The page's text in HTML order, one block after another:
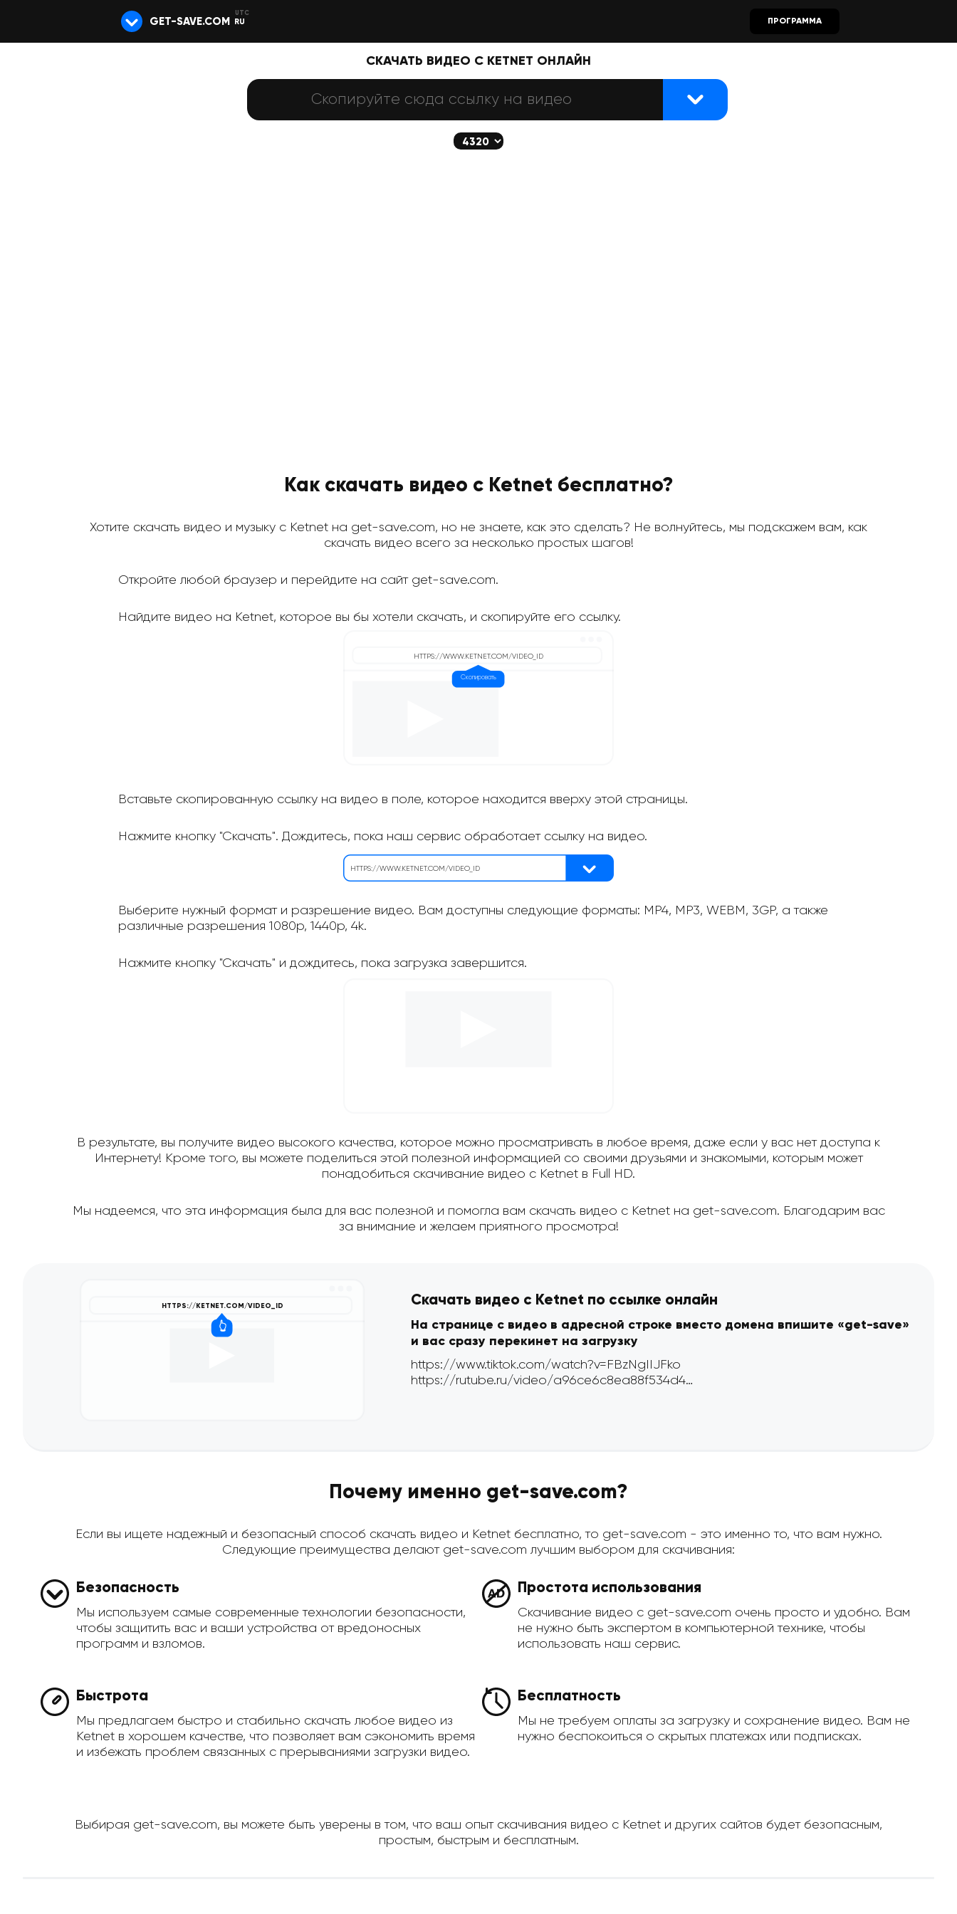
GET-SAVE.COM RU ПРОГРАММА
СКАЧАТЬ ВИДЕО С KETNET ОНЛАЙН
Как скачать видео с Ketnet бесплатно?
Хотите скачать видео и музыку с Ketnet на get-save.com, но не знаете, как это сделать? Не волнуйтесь, мы подскажем вам, как
скачать видео всего за несколько простых шагов!
Откройте любой браузер и перейдите на сайт get-save.com.
Найдите видео на Ketnet, которое вы бы хотели скачать, и скопируйте его ссылку.
Вставьте скопированную ссылку на видео в поле, которое находится вверху этой страницы.
Нажмите кнопку "Скачать". Дождитесь, пока наш сервис обработает ссылку на видео.
Выберите нужный формат и разрешение видео. Вам доступны следующие форматы: MP4, MP3, WEBM, 3GP, а также
различные разрешения 1080p, 1440p, 4k.
Нажмите кнопку "Скачать" и дождитесь, пока загрузка завершится.
В результате, вы получите видео высокого качества, которое можно просматривать в любое время, даже если у вас нет доступа к
Интернету! Кроме того, вы можете поделиться этой полезной информацией со своими друзьями и знакомыми, которым может
понадобиться скачивание видео с Ketnet в Full HD.
Мы надеемся, что эта информация была для вас полезной и помогла вам скачать видео с Ketnet на get-save.com. Благодарим вас
за внимание и желаем приятного просмотра!
Скачать видео с Ketnet по ссылке онлайн
На странице с видео в адресной строке вместо домена впишите «get-save»
и вас сразу перекинет на загрузку
Почему именно get-save.com?
Если вы ищете надежный и безопасный способ скачать видео и Ketnet бесплатно, то get-save.com - это именно то, что вам нужно.
Следующие преимущества делают get-save.com лучшим выбором для скачивания:
Безопасность
Мы используем самые современные технологии безопасности,
чтобы защитить вас и ваши устройства от вредоносных
программ и взломов.
Простота использования
Скачивание видео с get-save.com очень просто и удобно. Вам
не нужно быть экспертом в компьютерной технике, чтобы
использовать наш сервис.
Быстрота
Мы предлагаем быстро и стабильно скачать любое видео из
Ketnet в хорошем качестве, что позволяет вам сэкономить время
и избежать проблем связанных с прерываниями загрузки видео.
Бесплатность
Мы не требуем оплаты за загрузку и сохранение видео. Вам не
нужно беспокоиться о скрытых платежах или подписках.
Выбирая get-save.com, вы можете быть уверены в том, что ваш опыт скачивания видео с Ketnet и других сайтов будет безопасным,
простым, быстрым и бесплатным.